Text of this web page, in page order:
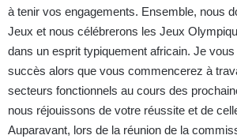
à tenir vos engagements. Ensemble, nous
Jeux et nous célébrerons les Jeux
dans un esprit typiquement africain. Je
succès alors que vous commencerez à
secteurs fonctionnels au cours des
nous réjouissons de votre réussite et de
Auparavant, lors de la réunion de la